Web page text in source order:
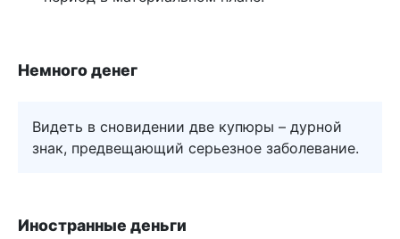
Немного денег
Видеть в сновидении две купюры – дурной
знак, предвещающий серьезное заболевание.
Иностранные деньги